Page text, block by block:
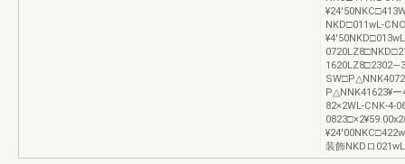
NKD□011wL-
P△NNK41623¥ー
82×2WL-CNK-4-
装飾NKDロ